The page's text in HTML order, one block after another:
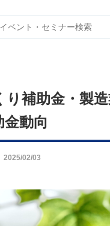
り補助金・製
金動向
2025/02/03